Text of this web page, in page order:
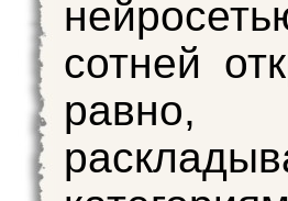
сотней
равно,